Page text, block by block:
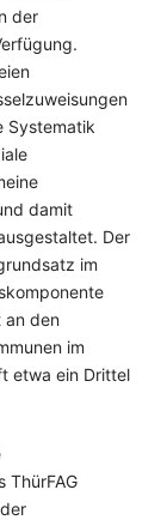
der
Systematik
damit
Der
im
an den
im
etwa ein Drittel
ThürFAG